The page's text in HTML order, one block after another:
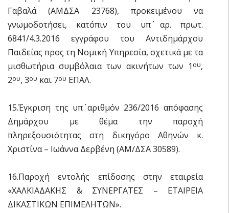
Γαβαλά (ΑΜΔΣΑ 23768), προκειμένου να
γνωμοδοτήσει, κατόπιν του υπ΄ αρ. πρωτ.
6841/4.3.2016 εγγράφου του Αντιδημάρχου
Παιδείας προς τη Νομική Υπηρεσία, σχετικά με τα
μισθωτήρια συμβόλαια των ακινήτων των 1 ου,
2ου, 3ου και 7ου ΕΠΑΛ.
15.Έγκριση της υπ΄ αριθμόν 236/2016 απόφασης
Δημάρχου με θέμα την παροχή
πληρεξουσιότητας στη δικηγόρο Αθηνών κ.
Χριστίνα – Ιωάννα Δερβένη (ΑΜ/ΔΣΑ 30589).
16.Παροχή εντολής επίδοσης στην εταιρεία
«ΧΑΛΚΙΑΔΑΚΗΣ & ΣΥΝΕΡΓΑΤΕΣ – ΕΤΑΙΡΕΙΑ
ΔΙΚΑΣΤΙΚΩΝ ΕΠΙΜΕΛΗΤΩΝ».